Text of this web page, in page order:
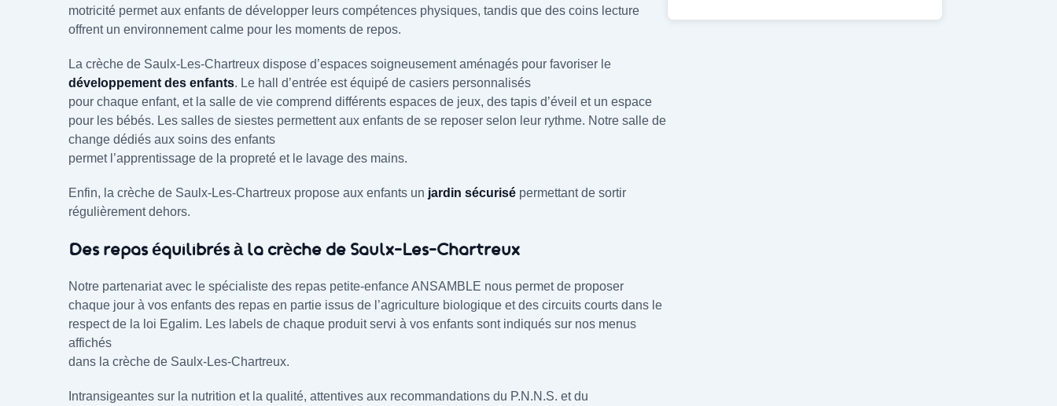
motricité permet aux enfants de développer leurs compétences physiques, tandis que des coins lecture
offrent un environnement calme pour les moments de repos.
La crèche de Saulx-Les-Chartreux dispose d’espaces soigneusement aménagés pour favoriser le
développement des enfants. Le hall d’entrée est équipé de casiers personnalisés
pour chaque enfant, et la salle de vie comprend différents espaces de jeux, des tapis d’éveil et un espace
pour les bébés. Les salles de siestes permettent aux enfants de se reposer selon leur rythme. Notre salle de
change dédiés aux soins des enfants
permet l’apprentissage de la propreté et le lavage des mains.
Enfin, la crèche de Saulx-Les-Chartreux propose aux enfants un jardin sécurisé permettant de sortir
régulièrement dehors.
Des repas équilibrés à la crèche de Saulx-Les-Chartreux
Notre partenariat avec le spécialiste des repas petite-enfance ANSAMBLE nous permet de proposer
chaque jour à vos enfants des repas en partie issus de l’agriculture biologique et des circuits courts dans le
respect de la loi Egalim. Les labels de chaque produit servi à vos enfants sont indiqués sur nos menus
affichés
dans la crèche de Saulx-Les-Chartreux.
Intransigeantes sur la nutrition et la qualité, attentives aux recommandations du P.N.N.S. et du